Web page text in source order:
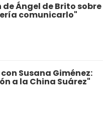
Ángel de Brito sobre
comunicarlo"
Susana Giménez:
a la China Suárez"